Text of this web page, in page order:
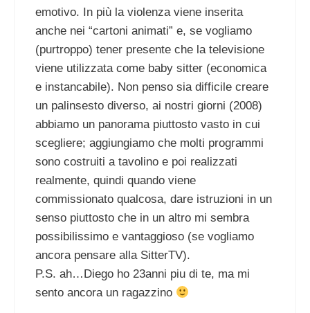
emotivo. In più la violenza viene inserita
anche nei “cartoni animati” e, se vogliamo
(purtroppo) tener presente che la televisione
viene utilizzata come baby sitter (economica
e instancabile). Non penso sia difficile creare
un palinsesto diverso, ai nostri giorni (2008)
abbiamo un panorama piuttosto vasto in cui
scegliere; aggiungiamo che molti programmi
sono costruiti a tavolino e poi realizzati
realmente, quindi quando viene
commissionato qualcosa, dare istruzioni in un
senso piuttosto che in un altro mi sembra
possibilissimo e vantaggioso (se vogliamo
ancora pensare alla SitterTV).
P.S. ah…Diego ho 23anni piu di te, ma mi
sento ancora un ragazzino